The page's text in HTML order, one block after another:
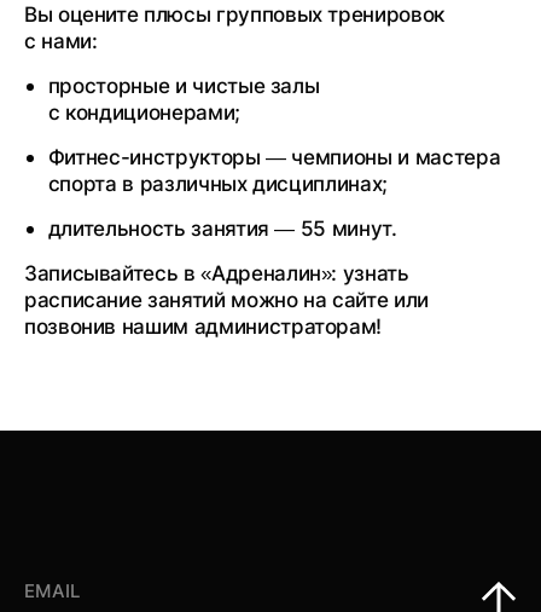
Вы оцените плюсы групповых тренировок
с нами:
просторные и чистые залы
с кондиционерами;
Фитнес-инструкторы — чемпионы и мастера
спорта в различных дисциплинах;
длительность занятия — 55 минут.
Записывайтесь в «Адреналин»: узнать
расписание занятий можно на сайте или
позвонив нашим администраторам!
EMAIL